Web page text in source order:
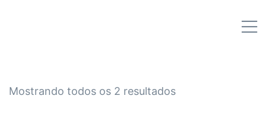
Mostrando todos os 2 resultados